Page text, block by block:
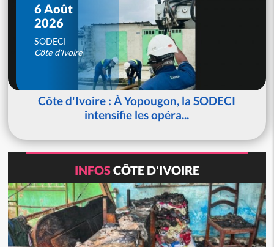
6 Août
2026
SODECI
Côte d'Ivoire
Côte d'Ivoire : À Yopougon, la SODECI
intensifie les opéra...
INFOSCÔTE D'IVOIRE